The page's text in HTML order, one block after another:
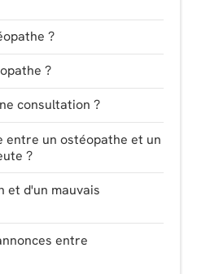
?
?
consultation ?
entre un ostéopathe et un
?
et d'un mauvais
entre